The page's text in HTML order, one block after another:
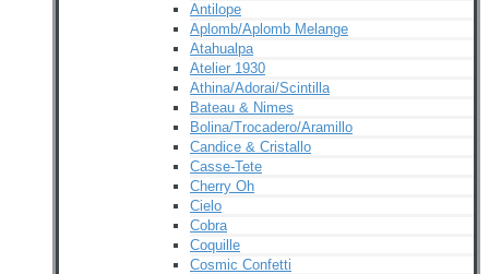
Antilope
Aplomb/Aplomb Melange
Atahualpa
Atelier 1930
Athina/Adorai/Scintilla
Bateau & Nimes
Bolina/Trocadero/Aramillo
Candice & Cristallo
Casse-Tete
Cherry Oh
Cielo
Cobra
Coquille
Cosmic Confetti